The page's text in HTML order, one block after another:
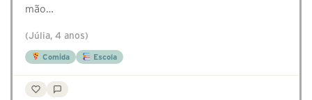
mão…
(Júlia, 4 anos)
Comida Escola